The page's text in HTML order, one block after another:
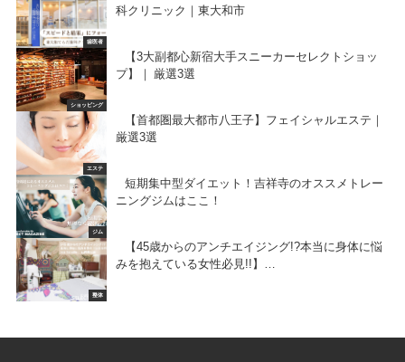
歯医者
科クリニック｜東大和市
ショッピング
【3大副都心新宿大手スニーカーセレクトショッ
プ】｜ 厳選3選
エステ
【首都圏最大都市八王子】フェイシャルエステ｜
厳選3選
ジム
短期集中型ダイエット！吉祥寺のオススメトレー
ニングジムはここ！
整体
【45歳からのアンチエイジング!?本当に身体に悩
みを抱えている女性必見!!】…